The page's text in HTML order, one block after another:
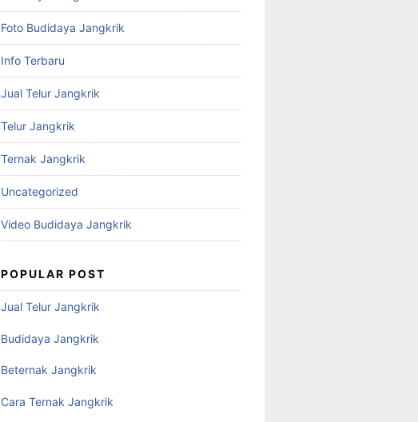
Foto Budidaya Jangkrik
Info Terbaru
Jual Telur Jangkrik
Telur Jangkrik
Ternak Jangkrik
Uncategorized
Video Budidaya Jangkrik
POPULAR POST
Jual Telur Jangkrik
Budidaya Jangkrik
Beternak Jangkrik
Cara Ternak Jangkrik